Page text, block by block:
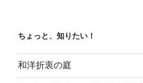
ちょっと、知りたい！
和洋折衷の庭